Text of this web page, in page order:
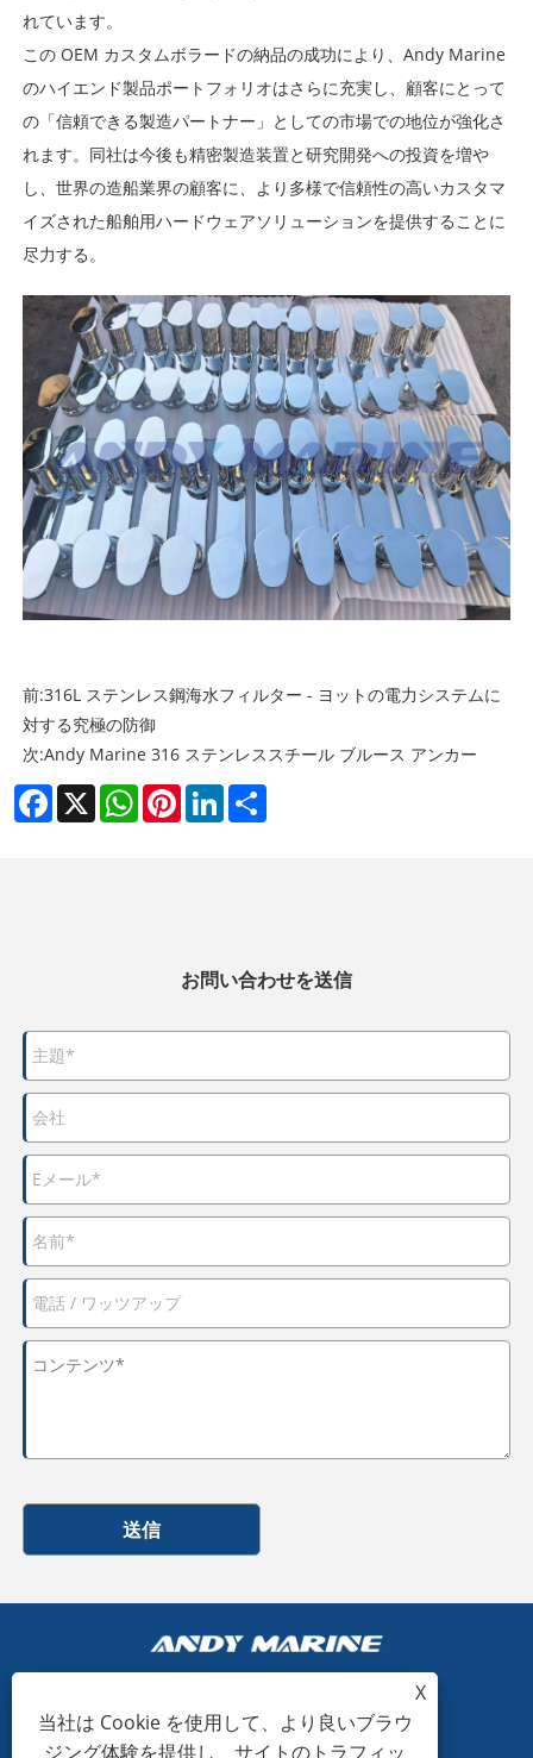
れています。
この OEM カスタムボラードの納品の成功により、Andy Marine
のハイエンド製品ポートフォリオはさらに充実し、顧客にとって
の「信頼できる製造パートナー」としての市場での地位が強化さ
れます。同社は今後も精密製造装置と研究開発への投資を増や
し、世界の造船業界の顧客に、より多様で信頼性の高いカスタマ
イズされた船舶用ハードウェアソリューションを提供することに
尽力する。
前:316L ステンレス鋼海水フィルター - ヨットの電力システムに
対する究極の防御
次:Andy Marine 316 ステンレススチール ブルース アンカー
Facebook
X WhatsAppPinterestLinkedIn
お問い合わせを送信
送信
+86-15865772126
X
当社は Cookie を使用して、より良いブラウ
ジング体験を提供し、サイトのトラフィッ